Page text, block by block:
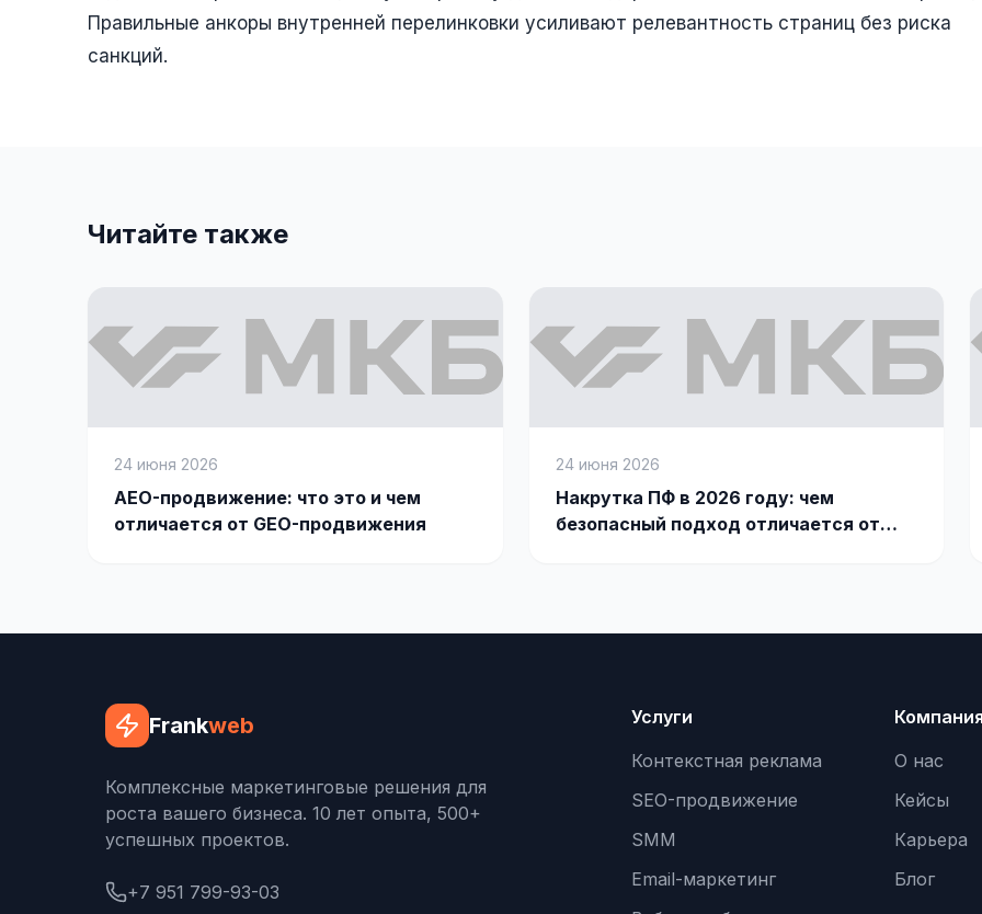
Правильные анкоры внутренней перелинковки усиливают релевантность страниц без риска
санкций.
Читайте также
24 июня 2026
AEO-продвижение: что это и чем
отличается от GEO-продвижения
24 июня 2026
Накрутка ПФ в 2026 году: чем
безопасный подход отличается от
Frankweb
Комплексные маркетинговые решения для
роста вашего бизнеса. 10 лет опыта, 500+
успешных проектов.
+7 951 799-93-03
Услуги
Контекстная реклама
SEO-продвижение
SMM
Email-маркетинг
О нас
Кейсы
Карьера
Блог